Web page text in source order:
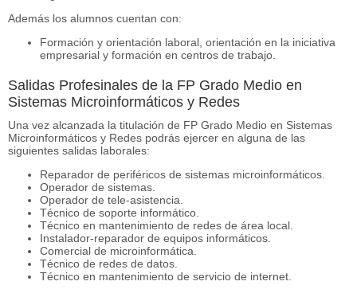
Además los alumnos cuentan con:
Formación y orientación laboral, orientación en la iniciativa
empresarial y formación en centros de trabajo.
Salidas Profesinales de la FP Grado Medio en
Sistemas Microinformáticos y Redes
Una vez alcanzada la titulación de FP Grado Medio en Sistemas
Microinformáticos y Redes podrás ejercer en alguna de las
siguientes salidas laborales:
Reparador de periféricos de sistemas microinformáticos.
Operador de sistemas.
Operador de tele-asistencia.
Técnico de soporte informático.
Técnico en mantenimiento de redes de área local.
Instalador-reparador de equipos informáticos.
Comercial de microinformática.
Técnico de redes de datos.
Técnico en mantenimiento de servicio de internet.